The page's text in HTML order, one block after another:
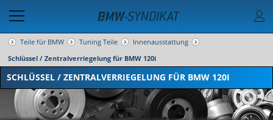
Teile für BMW Tuning Teile
Innenausstattung
Schlüssel / Zentralverriegelung für BMW 120i
SCHLÜSSEL / ZENTRALVERRIEGELUNG FÜR BMW 120I